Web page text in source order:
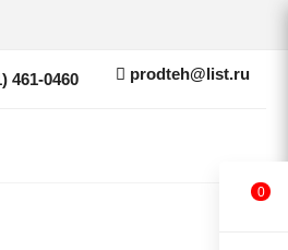
461-0460 prodteh@list.ru
0